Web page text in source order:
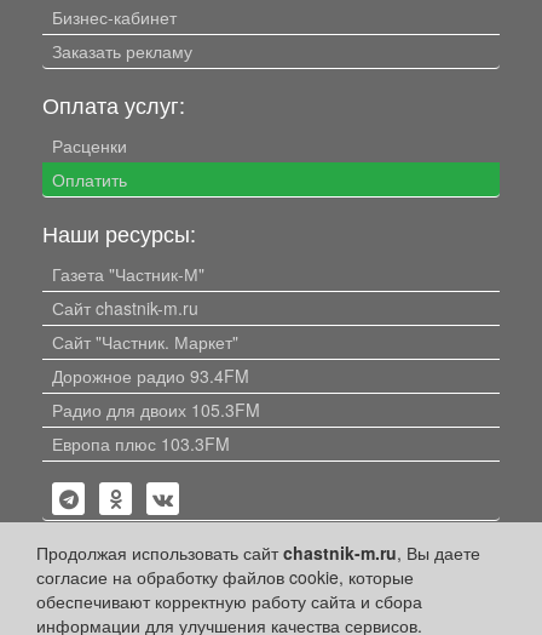
Продолжая использовать сайтchastnik-m.ru, Вы даете
согласие на обработку файлов cookie, которые
обеспечивают корректную работу сайта и сбора
информации для улучшения качества сервисов.
Бизнес-кабинет
Заказать рекламу
Оплата услуг:
Расценки
Оплатить
Наши ресурсы:
Газета "Частник-М"
Сайт chastnik-m.ru
Сайт "Частник. Маркет"
Дорожное радио 93.4FM
Радио для двоих 105.3FM
Европа плюс 103.3FM
Политика конфиденциальности